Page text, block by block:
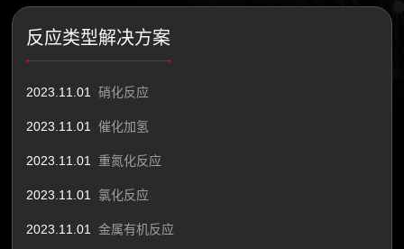
反应类型解决方案
2023.11.01 硝化反应
2023.11.01 催化加氢
2023.11.01 重氮化反应
2023.11.01 氯化反应
2023.11.01 金属有机反应